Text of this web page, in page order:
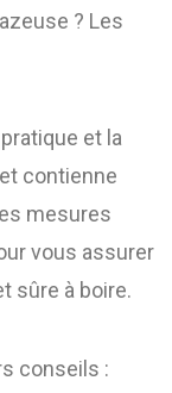
? Les
et la
contienne
mesures
vous assurer
sûre à boire.
conseils :